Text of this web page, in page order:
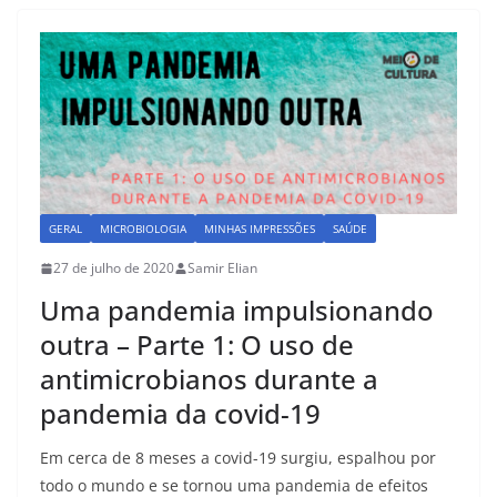
b
o
o
k
d
o
n
GERAL MICROBIOLOGIA MINHAS IMPRESSÕES SAÚDE
27 de julho de 2020 Samir Elian
Uma pandemia impulsionando
outra – Parte 1: O uso de
antimicrobianos durante a
pandemia da covid-19
Em cerca de 8 meses a covid-19 surgiu, espalhou por
todo o mundo e se tornou uma pandemia de efeitos